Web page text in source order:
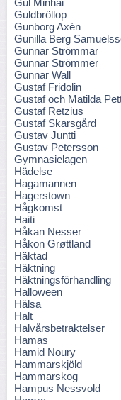
Gul Minhai
Guldbröllop
Gunborg Axén
Gunilla Berg
Gunnar Strömmar
Gunnar Strömmer
Gunnar Wall
Gustaf Fridolin
Gustaf och Matilda
Gustaf Retzius
Gustaf Skarsgård
Gustav Juntti
Gustav Petersson
Gymnasielagen
Hädelse
Hagamannen
Hagerstown
Hågkomst
Haiti
Håkan Nesser
Håkon Grøttland
Häktad
Häktning
Häktningsförhandling
Halloween
Hälsa
Halt
Halvårsbetraktelser
Hamas
Hamid Noury
Hammarskjöld
Hammarskog
Hampus Nessvold